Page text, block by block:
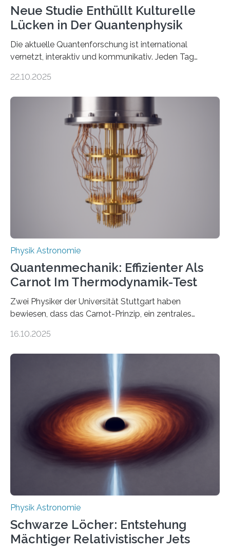
Neue Studie Enthüllt Kulturelle
Lücken in Der Quantenphysik
Die aktuelle Quantenforschung ist international
vernetzt, interaktiv und kommunikativ. Jeden Tag
oft von Autor*innen, die eng zusammenarbeiten. Neue
werden schnell weiterentwickelt. Dies ist der Alltag in
der Forschung der Quantentheorie, die dieses Jahr 100
Jahre alt geworden ist, weshalb die UNESCO 2025 zum
Internationalen Jahr der Quantenwissenschaft und -
technologie ausgerufen hat. Doch nun hat eine
internationale Forschungsgruppe um den
22.10.2025
Physik Astronomie
Quantenmechanik: Effizienter Als
Carnot Im Thermodynamik-Test
Zwei Physiker der Universität Stuttgart haben
bewiesen, dass das Carnot-Prinzip, ein zentrales
Größenordnung von Atomen gilt, deren physikalische
Quantenmotoren voranbringen. Das
Wissenschaftsjournal Science Advances veröffentlichte
die Herleitung. (DOI: 10.1126/sciadv.adw8462)
Verbrennungsmotoren oder Dampfturbinen sind
Wärmekraftmaschinen: Sie wandeln thermische
Energie in mechanische Bewegung um – oder anders
ausgedrückt, Wärme in Bewegung. In
quantenmechanischen Experimenten ist es in den…
16.10.2025
Physik Astronomie
Schwarze Löcher: Entstehung
Mächtiger Relativistischer Jets